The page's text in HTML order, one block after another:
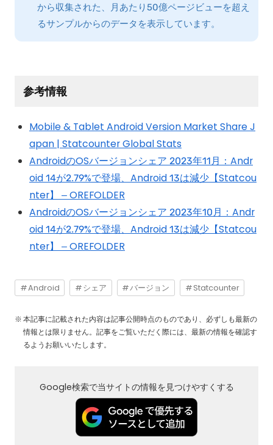
から収集された、月あたり50億ページビューを超え
るサンプルからのデータを表示しています。
参考情報
Mobile & Tablet Android Version Market Share J
apan | Statcounter Global Stats
AndroidのOSバージョンシェア 2023年11月：Andr
oid 14が2.79%で登場、Android 13は減少【Statcou
nter】 – OREFOLDER
AndroidのOSバージョンシェア 2023年10月：Andr
oid 14が2.79%で登場、Android 13は減少【Statcou
nter】 – OREFOLDER
Android シェア バージョン Statcounter
本記事に記載された内容は記事公開時点のものであり、必ずしも最新の
情報とは限りません。記事をご覧いただく際には、最新の情報を確認す
るようお願いいたします。
Google検索で当サイトの情報を見つけやすくする